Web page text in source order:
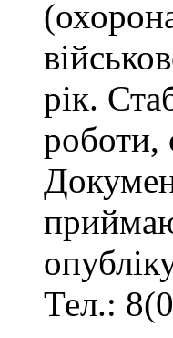
рік.
роботи,
Тел.: